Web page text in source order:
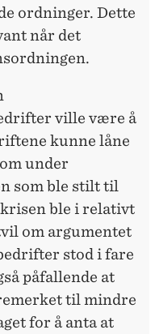
ordninger. Dette
når det
ville være å
kunne låne
under
som ble stilt til
ble i relativt
om argumentet
stod i fare
påfallende at
til mindre
for å anta at